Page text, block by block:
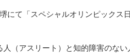
にて「スペシャルオリンピックス
（アスリート）と知的障害のな